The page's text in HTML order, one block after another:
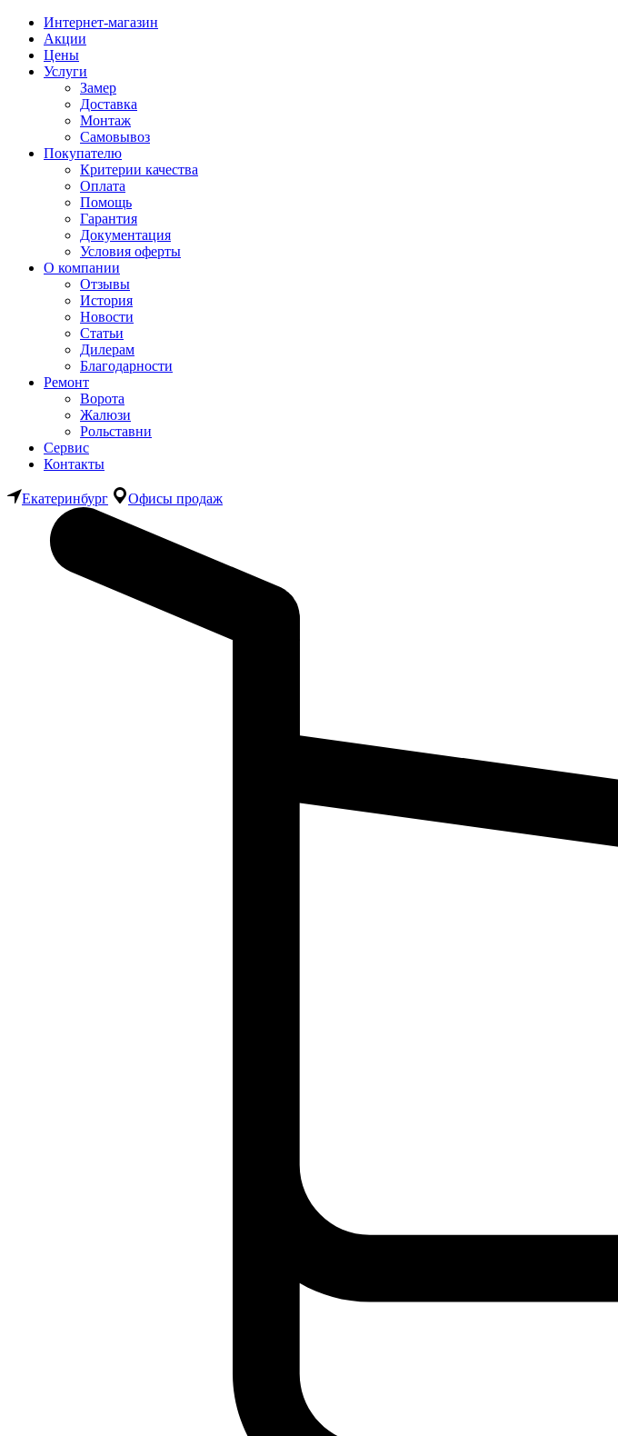
Интернет-магазин
Акции
Цены
Услуги
Замер
Доставка
Монтаж
Самовывоз
Покупателю
Критерии качества
Оплата
Помощь
Гарантия
Документация
Условия оферты
О компании
Отзывы
История
Новости
Статьи
Дилерам
Благодарности
Ремонт
Ворота
Жалюзи
Рольставни
Сервис
Контакты
Екатеринбург Офисы продаж